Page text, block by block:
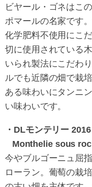
ビヤール・ゴネはこ
ポマールの名家です
化学肥料不使用にこ
切に使用されている
いられ製法にこだわ
ルでも近隣の畑で栽
ある味わいにタンニ
い味わいです。
・DLモンテリー 2016
Monthelie sous
今やブルゴーニュ屈
ローラン。葡萄の栽